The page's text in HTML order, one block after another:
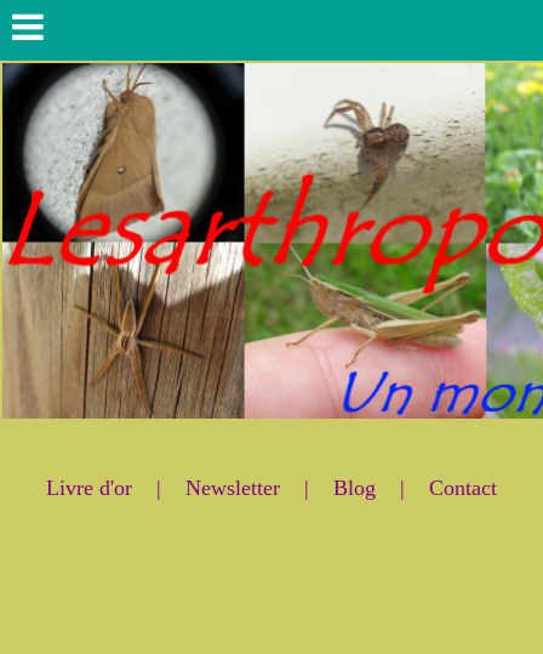
Livre d'or | Newsletter | Blog | Contact